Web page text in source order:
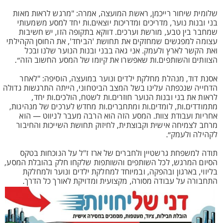
שלומית שיחור רייכמן, ראשת המועצה, אמרה: "מרגש לראות מאות
בני ובנות נוער, מדריכים ומדריכות יוצאים.ות יחד למסע משמעותי
שמחבר בין טבע, מורשת וערכים. דווקא בתקופה הזו, יש חשיבות
עצומה למפגשים שמחזקים את תחושת 'הביחד', את החוסן הקהילתי
ואת הקשר לארץ ולעמק. אני גאה בבני ובנות הנוער שלנו ובכל
הצוותים והשותפים.ות שאפשרו את קיומו של המסע החשוב הזה״.
אסנת דוד, מנהלת מחלקת ילדים ונוער במועצה, הוסיפה: "לאחר
הדחייה שנכפתה עלינו בשל המצב הביטחוני, הייתה התרגשות גדולה
לראות את בני ובנות הנוער חוזרים.ות לשטח, הולכים.ות יחד,
מתמודדים.ות, לומדים.ות ומתחברים.ות מחדש לערכים של מנהיגות,
אחריות ועבודת צוות. המסע הזה הוא הרבה מעבר לניווט — הוא
מרחב לצמיחה אישית וקבוצתית, לחיזוק תחושת השייכות והחיבור
לקהילה ולעמק״.
תודה למשפחת גרשטיין ולחברים של ארז ז"ל על הנוכחות בטקס
הסיום המרגש, לכל השותפים והשותפות שלקחו חלק בהובלת המסע,
בליווי, בארגון ובהפקה, ובמיוחד למחלקת ילדים ונוער ולמחלקת
התחבורה על עבודה מסורה, מקצועית ומדויקת לאורך כל הדרך.